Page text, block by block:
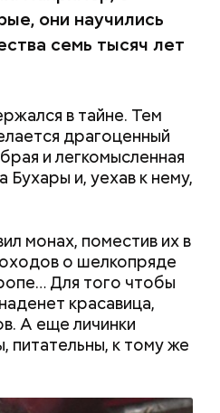
они научились
семь тысяч лет
в тайне. Тем
драгоценный
и легкомысленная
Бухары и, уехав к нему,
монах, поместив их в
о шелкопряде
Для того чтобы
красавица,
А еще личинки
питательны, к тому же
моряков,
о хорошей погоде, о
кто Николаю